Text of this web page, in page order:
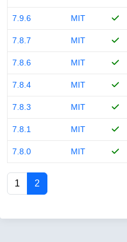
7.9.6 MIT
7.8.7 MIT
7.8.6 MIT
7.8.4 MIT
7.8.3 MIT
7.8.1 MIT
7.8.0 MIT
1 2